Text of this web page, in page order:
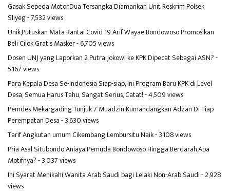
Gasak Sepeda Motor,Dua Tersangka Diamankan Unit Reskrim Polsek
Sliyeg- 7,532 views
Unik,Putuskan Mata Rantai Covid 19 Arif Wayae Bondowoso Promosikan
Beli Cilok Gratis Masker- 6,705 views
Dosen UNJ yang Laporkan 2 Putra Jokowi ke KPK Dipecat Sebagai ASN?-
5,167 views
Para Kepala Desa Se-Indonesia Siap-siap, Ini Program Baru KPK di Level
Desa, Semua Harus Tahu, Sangat Serius, Catat!- 4,509 views
Pemdes Mekargading Tunjuk 7 Muadzin Kumandangkan Adzan Di Tiap
Perempatan Desa- 3,630 views
Tarif Angkutan umum Cikembang Lembursitu Naik- 3,108 views
Pria Asal Situbondo Aniaya Pemuda Bondowoso Hingga Berdarah,Apa
Motifnya?- 3,037 views
Ini Syarat Menikahi Wanita Arab Saudi bagi Lelaki Non-Arab Saudi- 2,928
views